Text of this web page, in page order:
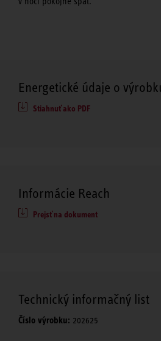
Energetické údaje o
Stiahnuť ako PDF
Informácie Reach
Prejsť na dokument
Technický informačný list
Číslo výrobku: 202625